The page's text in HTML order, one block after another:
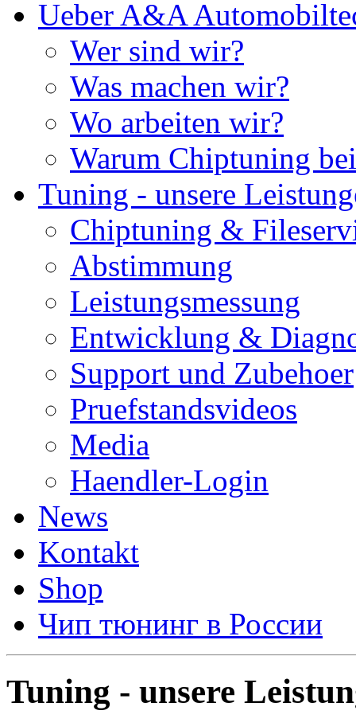
Ueber A&A
Wer sind wir?
Was machen wir?
Wo arbeiten wir?
Warum Chiptuning
Tuning - unsere
Chiptuning &
Abstimmung
Leistungsmessung
Entwicklung &
Support und Zubehoer
Pruefstandsvideos
Media
Haendler-Login
News
Kontakt
Shop
Чип тюнинг в России
Tuning - unsere